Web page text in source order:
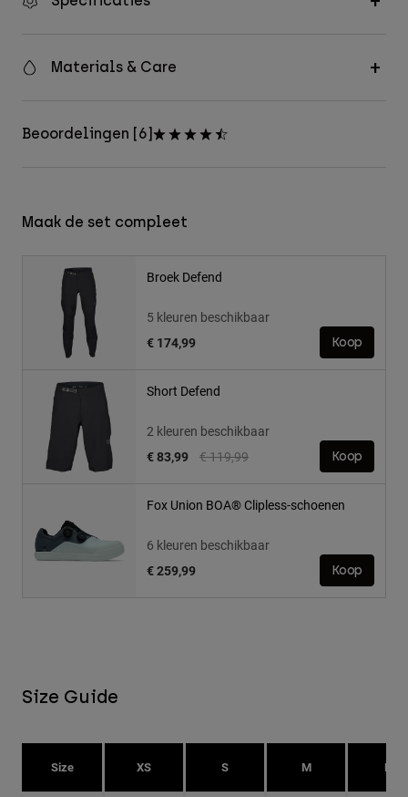
Materials & Care
Beoordelingen [6]
Maak de set compleet
Broek Defend
5 kleuren beschikbaar
€ 174,99
Koop
Short Defend
2 kleuren beschikbaar
Price reduced from
€ 119,99to
€ 83,99 Koop
Fox Union BOA® Clipless-schoenen
6 kleuren beschikbaar
€ 259,99
Koop
Size Guide
Size XS S M L